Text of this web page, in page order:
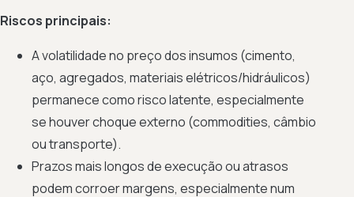
Riscos principais:
A volatilidade no preço dos insumos (cimento,
aço, agregados, materiais elétricos/hidráulicos)
permanece como risco latente, especialmente
se houver choque externo (commodities, câmbio
ou transporte).
Prazos mais longos de execução ou atrasos
podem corroer margens, especialmente num